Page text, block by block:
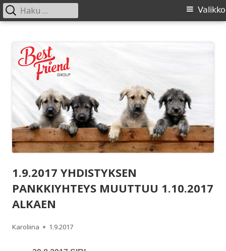
sisältöön
Ensisijainen
Valikko
Haku:
1.9.2017 YHDISTYKSEN
PANKKIYHTEYS MUUTTUU 1.10.2017
ALKAEN
Kirjoittaja
Karoliina Julkaistu
1.9.2017